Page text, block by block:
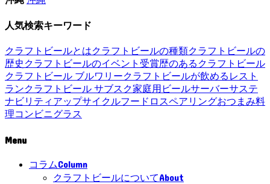
人気検索キーワード
クラフトビールとはクラフトビールの種類クラフトビールの
歴史 クラフトビールのイベント 受賞歴のあるクラフトビール
クラフトビール ブルワリークラフトビールが飲めるレスト
ランクラフトビール サブスク家庭用ビールサーバーサステ
ナビリティ アップサイクルフードロスペアリングおつまみ料
理コンビニグラス
Menu
コラムColumn
クラフトビールについてAbout